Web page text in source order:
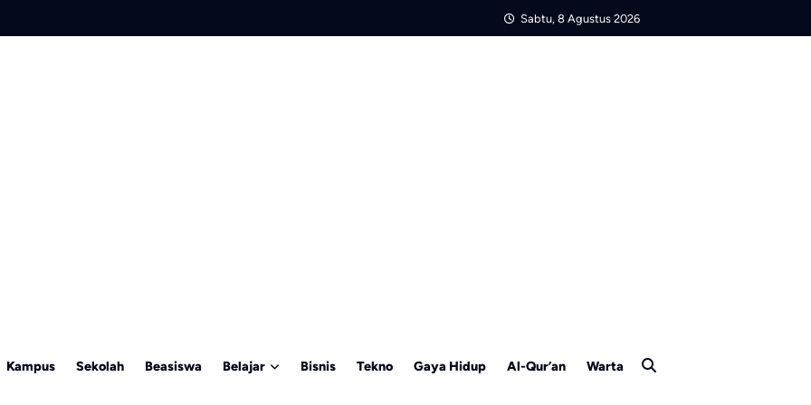
Sabtu, 8 Agustus 2026
Kampus Sekolah Beasiswa Belajar Bisnis Tekno Gaya Hidup Al-Qur’an Warta